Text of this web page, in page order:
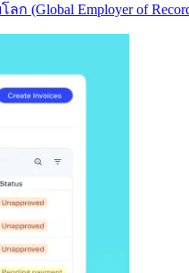
(Global Employer of